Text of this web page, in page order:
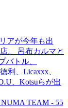
アが今年も出
。 呂布カルマと
バトル、
利、Licaxxx、
、Kotsuらが出
TEAM - 55